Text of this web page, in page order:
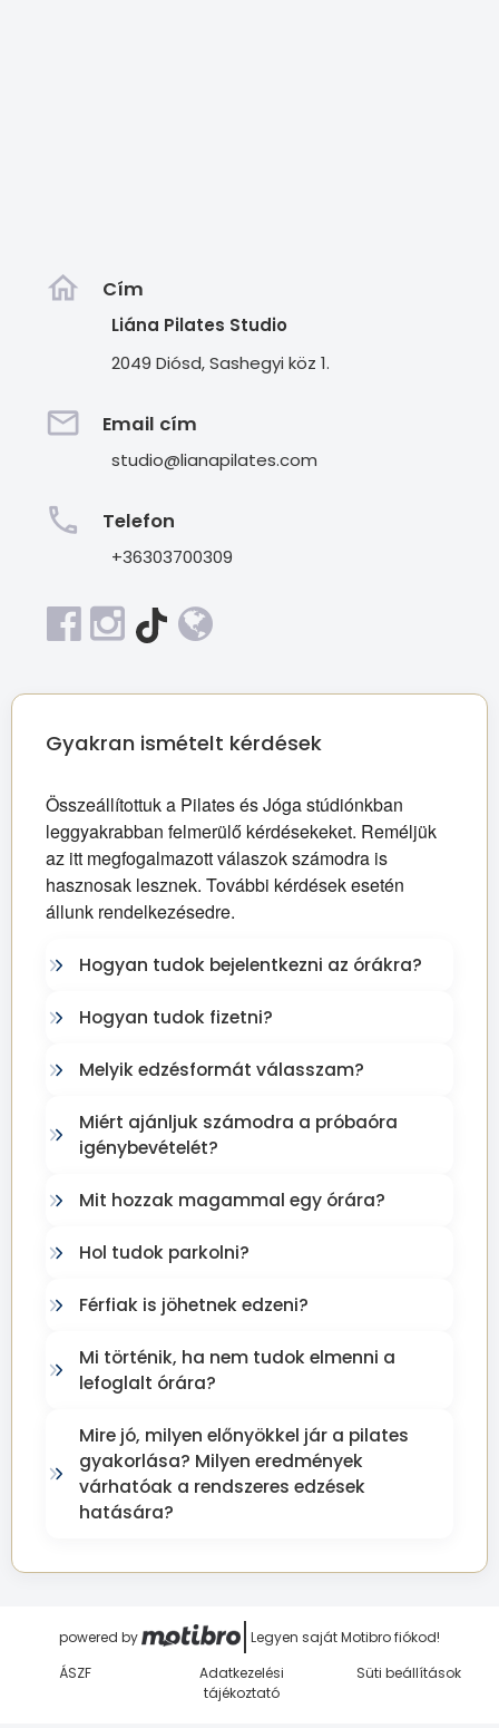
powered by
home Cím
Liána Pilates Studio
2049 Diósd, Sashegyi köz 1.
email Email cím
studio@lianapilates.com
phone Telefon
+36303700309
Gyakran ismételt kérdések
Összeállítottuk a Pilates és Jóga stúdiónkban
leggyakrabban felmerülő kérdésekeket. Reméljük
az itt megfogalmazott válaszok számodra is
hasznosak lesznek. További kérdések esetén
állunk rendelkezésedre.
Hogyan tudok bejelentkezni az órákra?
Hogyan tudok fizetni?
Melyik edzésformát válasszam?
Miért ajánljuk számodra a próbaóra
igénybevételét?
Mit hozzak magammal egy órára?
Hol tudok parkolni?
Férfiak is jöhetnek edzeni?
Mi történik, ha nem tudok elmenni a
lefoglalt órára?
Mire jó, milyen előnyökkel jár a pilates
gyakorlása? Milyen eredmények
várhatóak a rendszeres edzések
hatására?
powered by
Legyen saját Motibro fiókod!
ÁSZF
Adatkezelési
tájékoztató
Süti beállítások